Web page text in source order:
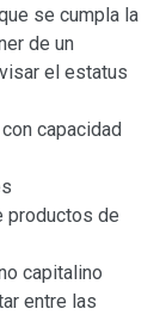
se cumpla la
de un
el estatus
capacidad
productos de
capitalino
entre las